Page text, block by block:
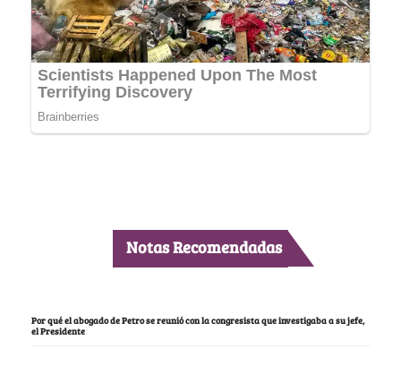
Notas Recomendadas
Por qué el abogado de Petro se reunió con la congresista que investigaba a su jefe,
el Presidente